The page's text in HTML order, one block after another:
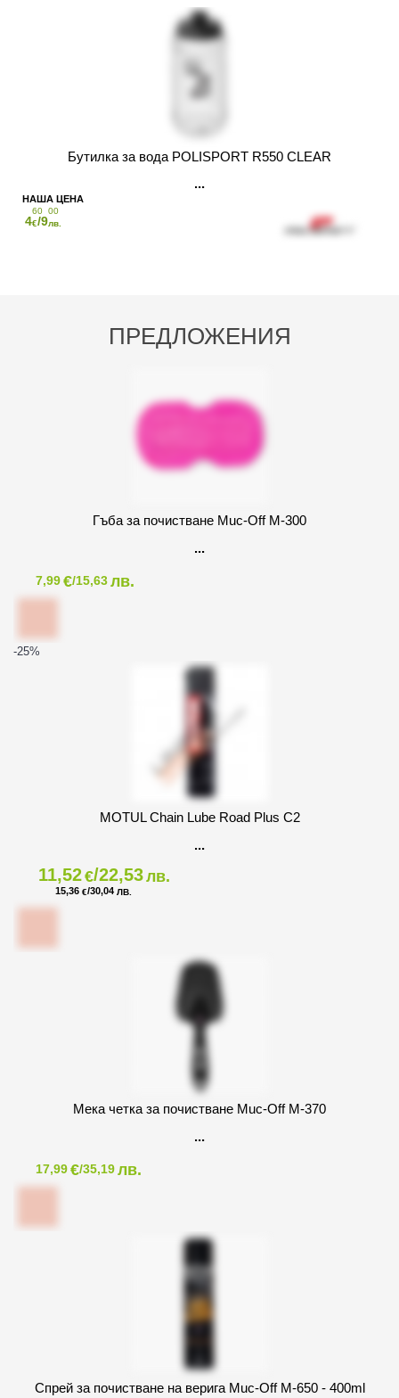
ПРЕДЛОЖЕНИЯ
Гъба за почистване Muc-Off M-300
7,99€/15,63лв.
-25%
MOTUL Chain Lube Road Plus C2
11,52€/22,53лв.
15,36 €/30,04 ЛВ.
Мека четка за почистване Muc-Off M-370
17,99€/35,19лв.
Спрей за почистване на верига Muc-Off M-650 - 400ml
Бутилка за вода POLISPORT R550 CLEAR
4
60
€/9
00
лв.